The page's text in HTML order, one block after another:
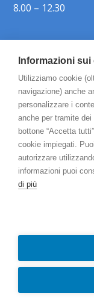
8.00 – 12.30
Chi siamo
Aree di
Esami e
Gli specialisti
Contatti
Prenota online
Copyright
Questionario
Informazioni
Utilizziamo cookie
navigazione) anche
personalizzare i
anche per tramite
bottone “Accetta
cookie impiegati.
autorizzare
informazioni puoi
di più